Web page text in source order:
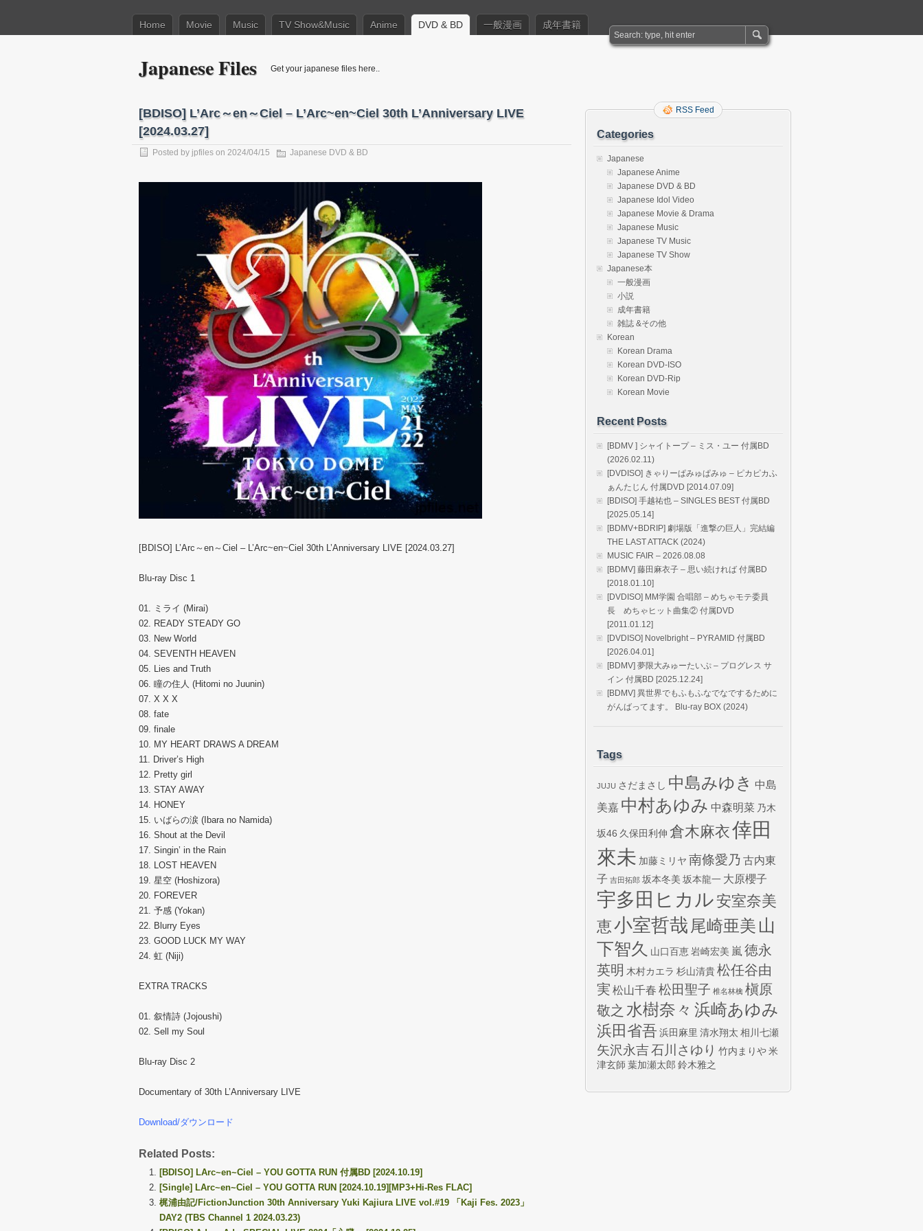
Home Movie Music TV Show&Music Anime DVD & BD 一般漫画 成年書籍
Japanese Files Get your japanese files here..
[BDISO] L’Arc～en～Ciel – L’Arc~en~Ciel 30th L’Anniversary LIVE
[2024.03.27]
Posted by jpfiles on 2024/04/15 Japanese DVD & BD
[BDISO] L’Arc～en～Ciel – L’Arc~en~Ciel 30th L’Anniversary LIVE [2024.03.27]
Blu-ray Disc 1
01. ミライ (Mirai)
02. READY STEADY GO
03. New World
04. SEVENTH HEAVEN
05. Lies and Truth
06. 瞳の住人 (Hitomi no Juunin)
07. X X X
08. fate
09. finale
10. MY HEART DRAWS A DREAM
11. Driver’s High
12. Pretty girl
13. STAY AWAY
14. HONEY
15. いばらの涙 (Ibara no Namida)
16. Shout at the Devil
17. Singin’ in the Rain
18. LOST HEAVEN
19. 星空 (Hoshizora)
20. FOREVER
21. 予感 (Yokan)
22. Blurry Eyes
23. GOOD LUCK MY WAY
24. 虹 (Niji)
EXTRA TRACKS
01. 叙情詩 (Jojoushi)
02. Sell my Soul
Blu-ray Disc 2
Documentary of 30th L’Anniversary LIVE
Download/ダウンロード
Related Posts:
[BDISO] LArc~en~Ciel – YOU GOTTA RUN 付属BD [2024.10.19]
[Single] LArc~en~Ciel – YOU GOTTA RUN [2024.10.19][MP3+Hi-Res FLAC]
梶浦由記/FictionJunction 30th Anniversary Yuki Kajiura LIVE vol.#19 「Kaji Fes. 2023」
DAY2 (TBS Channel 1 2024.03.23)
RSS Feed
Categories
Japanese
Japanese Anime
Japanese DVD & BD
Japanese Idol Video
Japanese Movie & Drama
Japanese Music
Japanese TV Music
Japanese TV Show
Japanese本
一般漫画
小説
成年書籍
雑誌 &その他
Korean
Korean Drama
Korean DVD-ISO
Korean DVD-Rip
Korean Movie
Recent Posts
[BDMV ] シャイトープ – ミス・ユー 付属BD
(2026.02.11)
[DVDISO] きゃりーぱみゅぱみゅ – ピカピカふ
ぁんたじん 付属DVD [2014.07.09]
[BDISO] 手越祐也 – SINGLES BEST 付属BD
[2025.05.14]
[BDMV+BDRIP] 劇場版「進撃の巨人」完結編
THE LAST ATTACK (2024)
MUSIC FAIR – 2026.08.08
[BDMV] 藤田麻衣子 – 思い続ければ 付属BD
[2018.01.10]
[DVDISO] MM学園 合唱部 – めちゃモテ委員
長 めちゃヒット曲集② 付属DVD
[2011.01.12]
[DVDISO] Novelbright – PYRAMID 付属BD
[2026.04.01]
[BDMV] 夢限大みゅーたいぷ – プログレス サ
イン 付属BD [2025.12.24]
[BDMV] 異世界でもふもふなでなでするために
がんばってます。 Blu-ray BOX (2024)
Tags
JUJU さだまさし 中島みゆき 中島
美嘉 中村あゆみ 中森明菜 乃木
坂46 久保田利伸 倉木麻衣倖田
來未 加藤ミリヤ 南條愛乃 古内東
子 吉田拓郎 坂本冬美 坂本龍一 大原櫻子
宇多田ヒカル安室奈美
恵小室哲哉 尾崎亜美 山
下智久 山口百恵岩崎宏美 嵐 徳永
英明 木村カエラ 杉山清貴松任谷由
実 松山千春 松田聖子 椎名林檎 槇原
敬之 水樹奈々 浜崎あゆみ
浜田省吾 浜田麻里 清水翔太 相川七瀬
矢沢永吉石川さゆり 竹内まりや米
津玄師 葉加瀬太郎 鈴木雅之